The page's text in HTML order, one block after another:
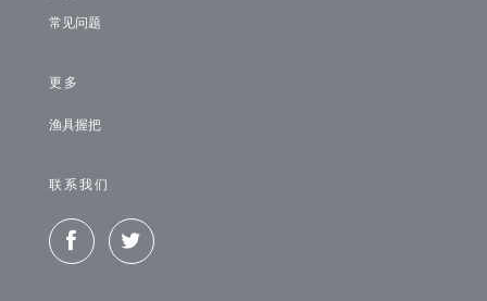
常见问题
更多
渔具握把
联系我们